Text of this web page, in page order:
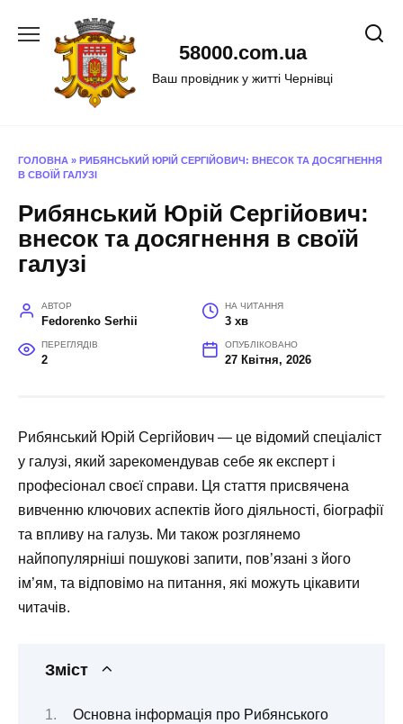
58000.com.ua
Ваш провідник у житті Чернівці
ГОЛОВНА » РИБЯНСЬКИЙ ЮРІЙ СЕРГІЙОВИЧ: ВНЕСОК ТА ДОСЯГНЕННЯ
В СВОЇЙ ГАЛУЗІ
Рибянський Юрій Сергійович:
внесок та досягнення в своїй
галузі
АВТОР
Fedorenko Serhii
НА ЧИТАННЯ
3 хв
ПЕРЕГЛЯДІВ
2
ОПУБЛІКОВАНО
27 Квітня, 2026
Рибянський Юрій Сергійович — це відомий спеціаліст
у галузі, який зарекомендував себе як експерт і
професіонал своєї справи. Ця стаття присвячена
вивченню ключових аспектів його діяльності, біографії
та впливу на галузь. Ми також розглянемо
найпопулярніші пошукові запити, пов’язані з його
ім’ям, та відповімо на питання, які можуть цікавити
читачів.
Зміст
Основна інформація про Рибянського